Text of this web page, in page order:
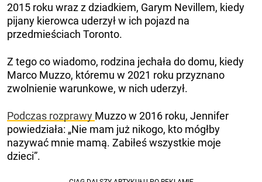
2015 roku wraz z dziadkiem, Garym Nevillem, kiedy
pijany kierowca uderzył w ich pojazd na
przedmieściach Toronto.
Z tego co wiadomo, rodzina jechała do domu, kiedy
Marco Muzzo, któremu w 2021 roku przyznano
zwolnienie warunkowe, w nich uderzył.
Podczas rozprawy Muzzo w 2016 roku, Jennifer
powiedziała: „Nie mam już nikogo, kto mógłby
nazywać mnie mamą. Zabiłeś wszystkie moje
dzieci”.